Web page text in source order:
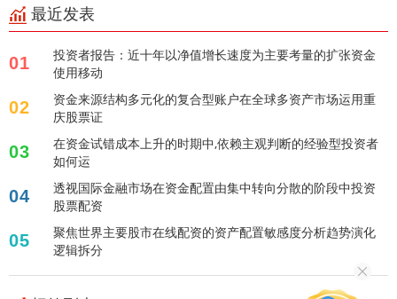
最近发表
01
投资者报告：近十年以净值增长速度为主要考量的扩张资金
使用移动
02
资金来源结构多元化的复合型账户在全球多资产市场运用重
庆股票证
03
在资金试错成本上升的时期中,依赖主观判断的经验型投资者
如何运
04
透视国际金融市场在资金配置由集中转向分散的阶段中投资
股票配资
05
聚焦世界主要股市在线配资的资产配置敏感度分析趋势演化
逻辑拆分